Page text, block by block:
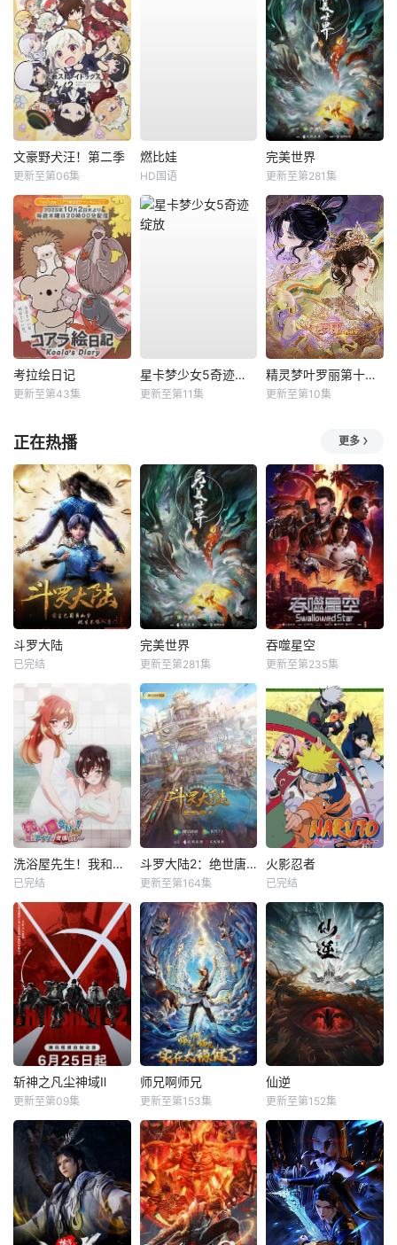
文豪野犬汪！第二季
更新至第06集
燃比娃
HD国语
完美世界
更新至第281集
考拉绘日记
更新至第43集
星卡梦少女5奇迹绽放
更新至第11集
精灵梦叶罗丽第十一季（下）
更新至第10集
正在热播 更多
斗罗大陆
已完结
完美世界
更新至第281集
吞噬星空
更新至第235集
洗浴屋先生！我和那家伙在女浴池！？
已完结
斗罗大陆2：绝世唐门
更新至第164集
火影忍者
已完结
斩神之凡尘神域Ⅱ
更新至第09集
师兄啊师兄
更新至第153集
仙逆
更新至第152集